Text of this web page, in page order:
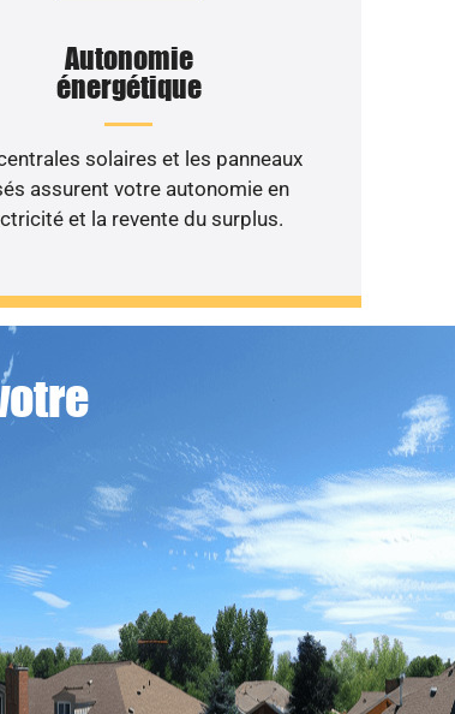
Autonomie
énergétique
solaires et les panneaux
assurent votre autonomie en
et la revente du surplus.